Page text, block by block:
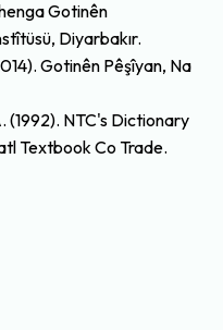
Gotinên
Diyarbakır.
Gotinên Pêşîyan, Na
(1992). NTC's Dictionary
Textbook Co Trade.